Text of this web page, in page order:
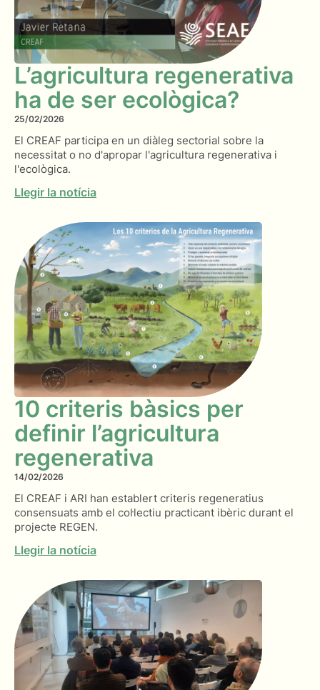
L’agricultura regenerativa
ha de ser ecològica?
25/02/2026
El CREAF participa en un diàleg sectorial sobre la
necessitat o no d'apropar l'agricultura regenerativa i
l'ecològica.
Llegir la notícia
10 criteris bàsics per
definir l’agricultura
regenerativa
14/02/2026
El CREAF i ARI han establert criteris regeneratius
consensuats amb el col·lectiu practicant ibèric durant el
projecte REGEN.
Llegir la notícia